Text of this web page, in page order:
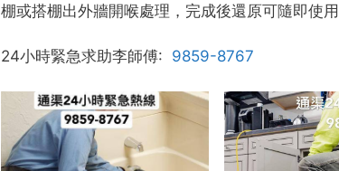
棚或搭棚出外牆開喉處理，完成後還原可隨即使用
24小時緊急求助李師傅: 9859-8767